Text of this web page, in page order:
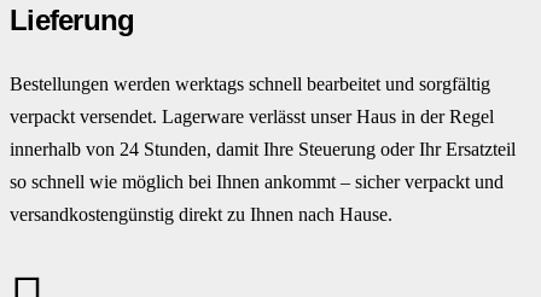
Lieferung
Bestellungen werden werktags schnell bearbeitet und sorgfältig
verpackt versendet. Lagerware verlässt unser Haus in der Regel
innerhalb von 24 Stunden, damit Ihre Steuerung oder Ihr Ersatzteil
so schnell wie möglich bei Ihnen ankommt – sicher verpackt und
versandkostengünstig direkt zu Ihnen nach Hause.